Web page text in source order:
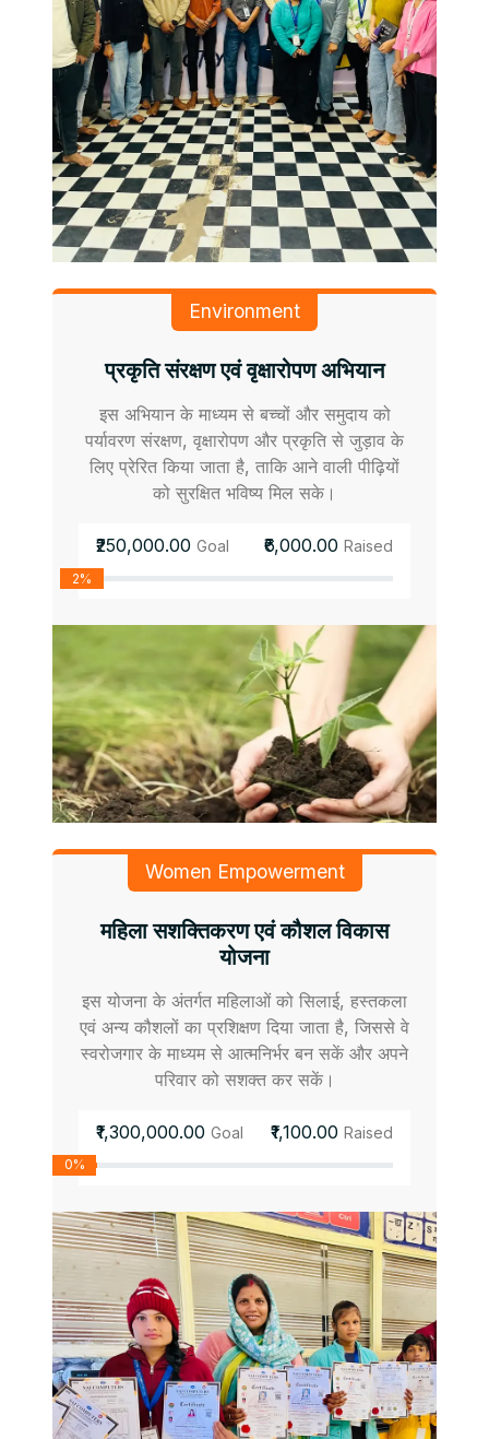
Environment
प्रकृति संरक्षण एवं वृक्षारोपण अभियान
इस अभियान के माध्यम से बच्चों और समुदाय को
पर्यावरण संरक्षण, वृक्षारोपण और प्रकृति से जुड़ाव के
लिए प्रेरित किया जाता है, ताकि आने वाली पीढ़ियों
को सुरक्षित भविष्य मिल सके।
₹250,000.00 Goal ₹6,000.00 Raised
2%
Women Empowerment
महिला सशक्तिकरण एवं कौशल विकास
योजना
इस योजना के अंतर्गत महिलाओं को सिलाई, हस्तकला
एवं अन्य कौशलों का प्रशिक्षण दिया जाता है, जिससे वे
स्वरोजगार के माध्यम से आत्मनिर्भर बन सकें और अपने
परिवार को सशक्त कर सकें।
₹1,300,000.00 Goal ₹1,100.00 Raised
0%